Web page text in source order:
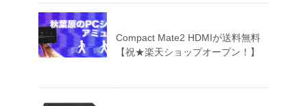
Compact Mate2 HDMIが送料無料
【祝★楽天ショップオープン！】